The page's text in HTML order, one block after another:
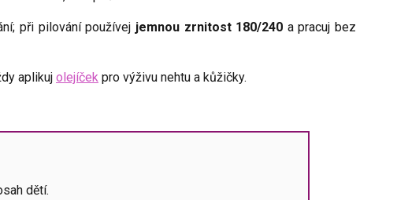
při pilování používej jemnou zrnitost 180/240 a pracuj bez
aplikuj olejíčekpro výživu nehtu a kůžičky.
dětí.